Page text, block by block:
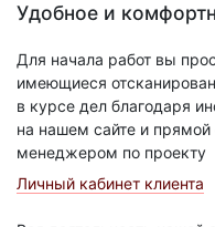
Удобное и
Для начала работ вы
имеющиеся
в курсе дел благодаря
на нашем сайте и прямой
менеджером по проекту
Личный кабинет клиента